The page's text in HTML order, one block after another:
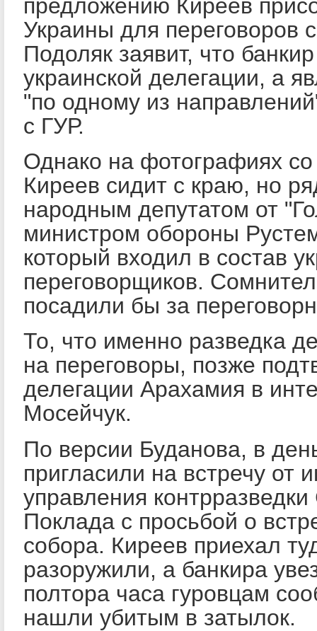
предложению Киреев
Украины для переговоров
Подоляк заявит, что
украинской делегации, а
"по одному из
с ГУР.
Однако на фотографиях
Киреев сидит с краю, но
народным депутатом от
министром обороны
который входил в состав
переговорщиков.
посадили бы за
То, что именно разведка
на переговоры, позже
делегации Арахамия в
Мосейчук.
По версии Буданова, в
пригласили на встречу от
управления
Поклада с просьбой о
собора. Киреев приехал
разоружили, а банкира
полтора часа гуровцам
нашли убитым в затылок.